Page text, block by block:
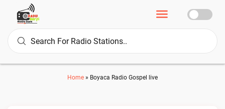
Home » Boyaca Radio Gospel live